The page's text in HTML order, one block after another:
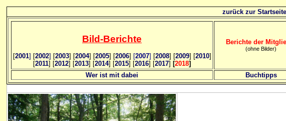
zurück zur
Bild-Berichte
[2001] [2002] [2003] [2004] [2005] [2006] [2007] [2008] [2009] [2010]
[2011] [2012] [2013] [2014] [2015] [2016] [2017] [2018]
Berichte der
(ohne Bilder)
Wer ist mit dabei Buchtipps